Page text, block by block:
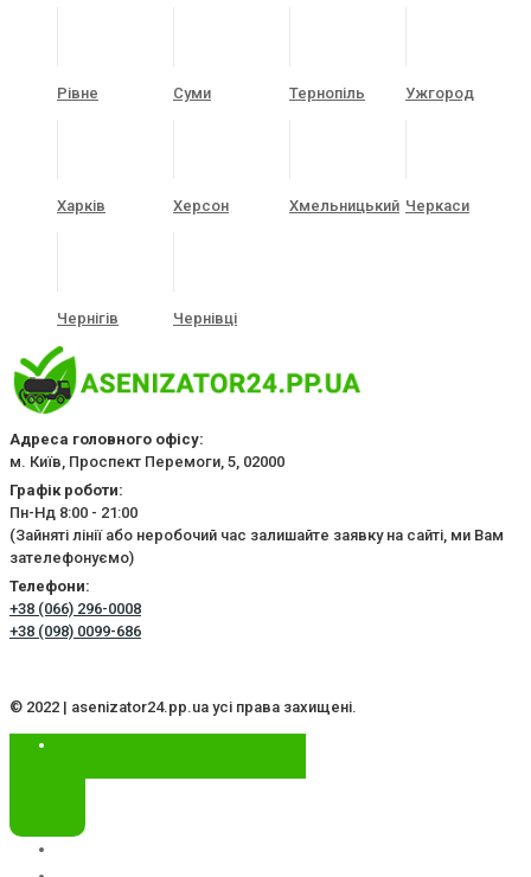
Рівне Суми Тернопіль Ужгород
Харків Херсон Хмельницький Черкаси
Чернігів Чернівці
Адреса головного офісу:
м. Київ, Проспект Перемоги, 5, 02000
Графік роботи:
Пн-Нд 8:00 - 21:00
(Зайняті лінії або неробочий час залишайте заявку на сайті, ми Вам
зателефонуємо)
Телефони:
+38 (066) 296-0008
+38 (098) 0099-686
© 2022 | asenizator24.pp.ua усі права захищені.